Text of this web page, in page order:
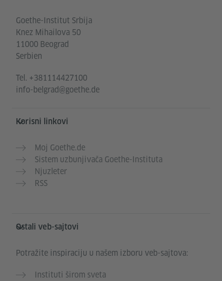
Goethe-Institut Srbija
Knez Mihailova 50
11000 Beograd
Serbien
Tel. +381114427100
info-belgrad@goethe.de
Korisni linkovi
Moj Goethe.de
Sistem uzbunjivača Goethe-Instituta
Njuzleter
RSS
Ostali veb-sajtovi
Potražite inspiraciju u našem izboru veb-sajtova:
Instituti širom sveta